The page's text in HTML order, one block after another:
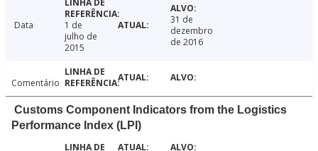
Data
1 de
julho de
2015
31 de
dezembro
de 2016
Comentário
Customs Component Indicators from the Logistics
Performance Index (LPI)